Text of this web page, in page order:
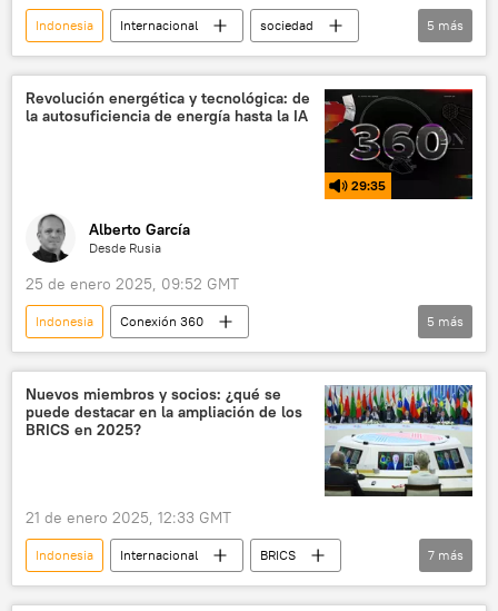
Indonesia Internacional
sociedad
medioambiente
Donald Trump
EEUU
Yakarta Financial Times
5 más
Revolución energética y tecnológica: de
la autosuficiencia de energía hasta la IA
29:35
Alberto García
Desde Rusia
25 de enero 2025, 09:52 GMT
Indonesia
Conexión 360
inteligencia artificial
energía
espacio
China la India
5 más
Nuevos miembros y socios: ¿qué se
puede destacar en la ampliación de los
BRICS en 2025?
21 de enero 2025, 12:33 GMT
Indonesia Internacional
BRICS
Brasil
China
Malasia
7 más